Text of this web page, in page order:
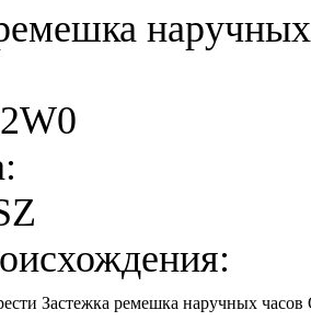
Застежка ремешка наручных